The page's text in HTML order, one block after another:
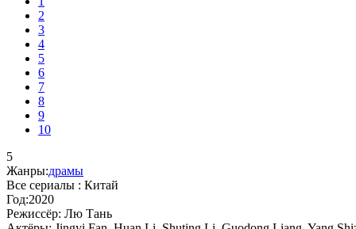
2
3
4
5
6
7
8
9
10
5
Жанры:драмы
Все сериалы : Китай
Год:2020
Режиссёр: Лю Тань